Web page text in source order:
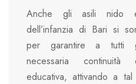
Anche gli asili nido
dell’infanzia di Bari si
per garantire a tutti
necessaria continuità
educativa, attivando a